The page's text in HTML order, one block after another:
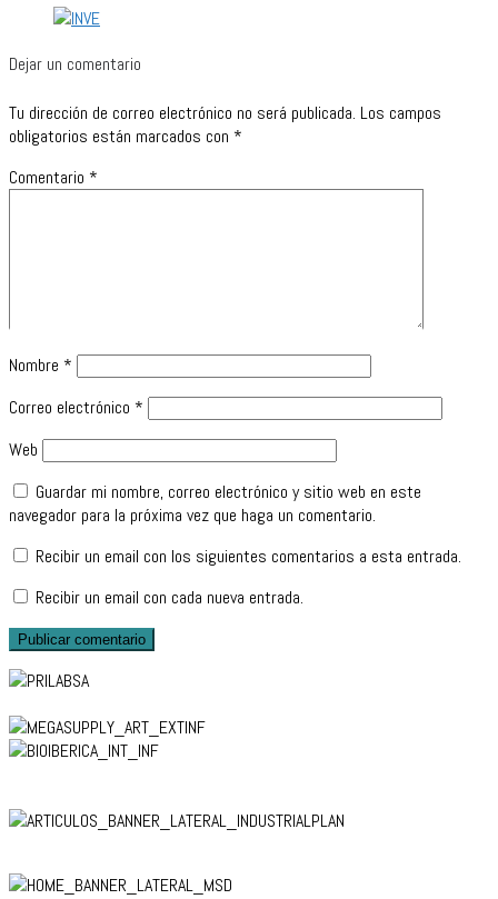
Dejar un comentario
Tu dirección de correo electrónico no será publicada. Los campos
obligatorios están marcados con *
Comentario *
Nombre *
Correo electrónico *
Web
Guardar mi nombre, correo electrónico y sitio web en este
navegador para la próxima vez que haga un comentario.
Recibir un email con los siguientes comentarios a esta entrada.
Recibir un email con cada nueva entrada.